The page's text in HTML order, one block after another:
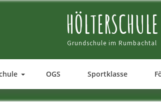
HÖLTERSCHULE
Grundschule im Rumbachtal
OGS Sportklasse